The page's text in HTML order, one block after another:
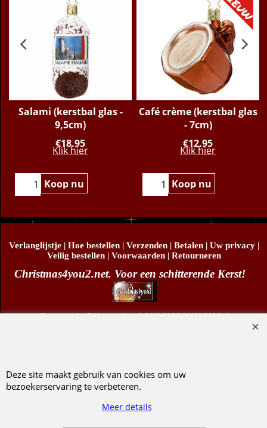
Salami (kerstbal glas -
9,5cm)
€18.95
Klik hier
Koop nu
Café crème (kerstbal glas
- 7cm)
€12.95
Klik hier
Koop nu
Verlanglijstje | Hoe bestellen | Verzenden | Betalen | Uw privacy |
Veilig bestellen | Voorwaarden | Retourneren
Christmas4you2.net. Voor een schitterende Kerst!
Copyright© Christmas4you2 2009-2026 29/06/2026v1
Webwinkel gemaakt met ShopFactory webwinkel software.
Deze site maakt gebruik van cookies om uw
bezoekerservaring te verbeteren.
Meer details